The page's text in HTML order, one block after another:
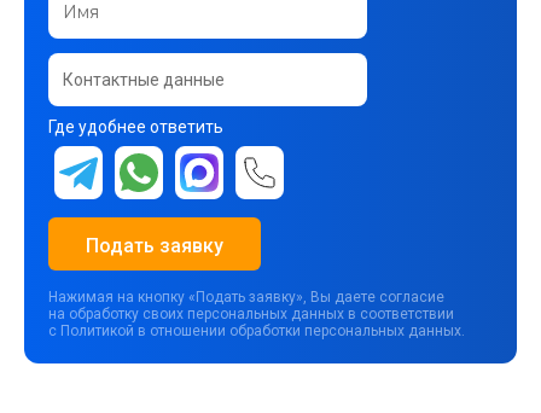
Где удобнее ответить
Подать заявку
Нажимая на кнопку «Подать заявку», Вы даете согласие
на обработку своих персональных данных в соответствии
с Политикой в отношении обработки персональных данных.